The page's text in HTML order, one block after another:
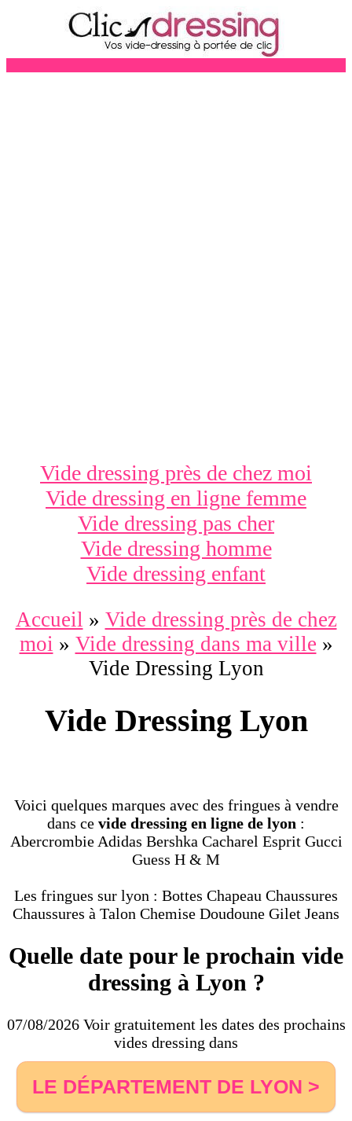
Vide dressing près de chez moi
Vide dressing en ligne femme
Vide dressing pas cher
Vide dressing homme
Vide dressing enfant
Accueil » Vide dressing près de chez
moi » Vide dressing dans ma ville »
Vide Dressing Lyon
Vide Dressing Lyon
Voici quelques marques avec des fringues à vendre
dans ce vide dressing en ligne de lyon :
Abercrombie Adidas Bershka Cacharel Esprit Gucci
Guess H & M
Les fringues sur lyon : Bottes Chapeau Chaussures
Chaussures à Talon Chemise Doudoune Gilet Jeans
Quelle date pour le prochain vide
dressing à Lyon ?
07/08/2026 Voir gratuitement les dates des prochains
vides dressing dans
LE DÉPARTEMENT DE LYON